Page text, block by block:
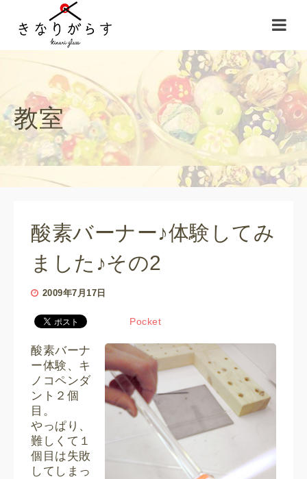
教室
酸素バーナー♪体験してみ
ました♪その2
2009年7月17日
Pocket
酸素バーナ
ー体験、キ
ノコペンダ
ント２個
目。
やっぱり、
難しくて１
個目は失敗
してしまっ